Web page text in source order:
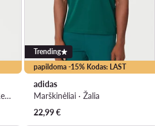
Sportinės kelnės · Juoda · Relaxed Fit
papildoma -15% Kodas: LAST
Trending
adidas
Marškinėliai · Žalia
22,99€